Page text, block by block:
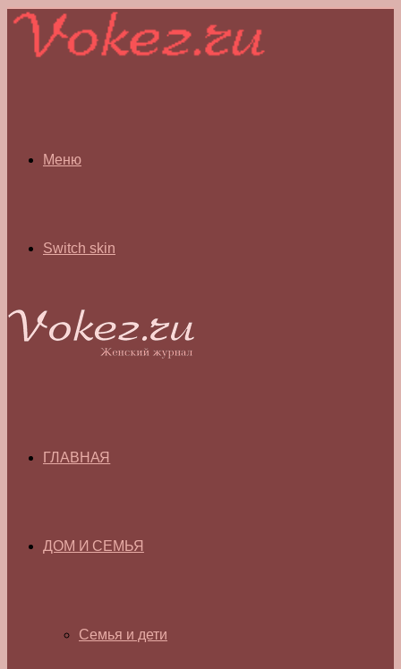
Меню
Switch skin
ГЛАВНАЯ
ДОМ И СЕМЬЯ
Семья и дети